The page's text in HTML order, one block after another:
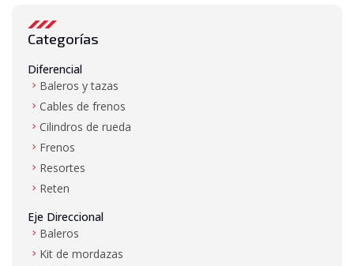
Categorías
Diferencial
Baleros y tazas
Cables de frenos
Cilindros de rueda
Frenos
Resortes
Reten
Eje Direccional
Baleros
Kit de mordazas